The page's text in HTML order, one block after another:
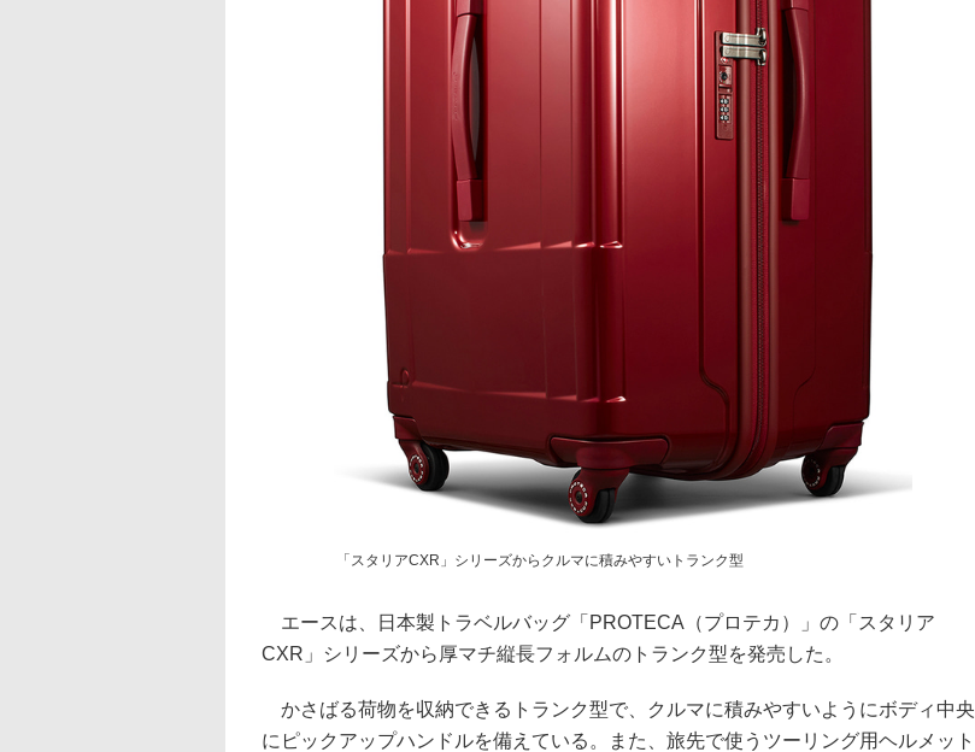
「スタリアCXR」シリーズからクルマに積みやすいトランク型
エースは、日本製トラベルバッグ「PROTECA（プロテカ）」の「スタリア
CXR」シリーズから厚マチ縦長フォルムのトランク型を発売した。
かさばる荷物を収納できるトランク型で、クルマに積みやすいようにボディ中央
にピックアップハンドルを備えている。また、旅先で使うツーリング用ヘルメット